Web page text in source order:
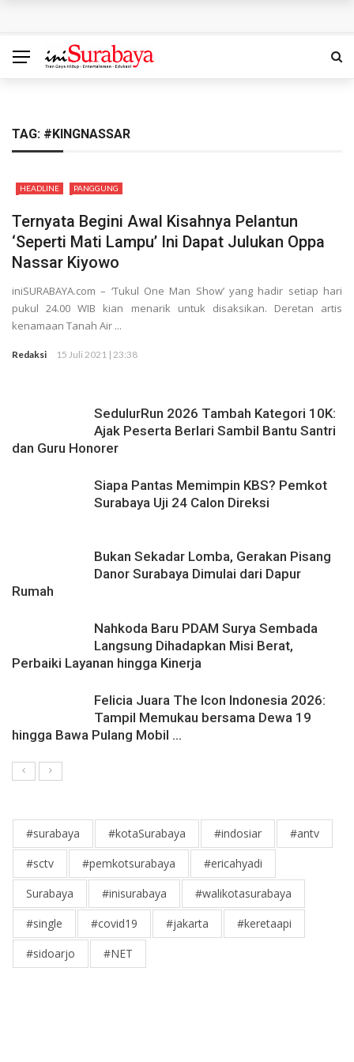
Berlari Sambil Bantu Santri dan Guru Honorer
Dimulai dari Dapur Rumah
Nahkoda Baru PDAM Surya Sembada Langsung
Dihadapkan Misi Berat, Perbaiki Layanan hingga Kinerja
Felicia Juara The Icon Indonesia 2026: Tampil Memukau
TAG: #KINGNASSAR
HEADLINE PANGGUNG
Ternyata Begini Awal Kisahnya Pelantun
‘Seperti Mati Lampu’ Ini Dapat Julukan Oppa
Nassar Kiyowo
iniSURABAYA.com – ‘Tukul One Man Show’ yang hadir setiap hari
pukul 24.00 WIB kian menarik untuk disaksikan. Deretan artis
kenamaan Tanah Air ...
Redaksi 15 Juli 2021 | 23:38
SedulurRun 2026 Tambah Kategori 10K:
Ajak Peserta Berlari Sambil Bantu Santri
dan Guru Honorer
Siapa Pantas Memimpin KBS? Pemkot
Surabaya Uji 24 Calon Direksi
Bukan Sekadar Lomba, Gerakan Pisang
Danor Surabaya Dimulai dari Dapur
Rumah
Nahkoda Baru PDAM Surya Sembada
Langsung Dihadapkan Misi Berat,
Perbaiki Layanan hingga Kinerja
Felicia Juara The Icon Indonesia 2026:
Tampil Memukau bersama Dewa 19
hingga Bawa Pulang Mobil ...
#surabaya #kotaSurabaya #indosiar
#antv
#sctv
#pemkotsurabaya
#ericahyadi
Surabaya
#inisurabaya
#walikotasurabaya
#single
#covid19 #jakarta
#keretaapi
#sidoarjo
#NET